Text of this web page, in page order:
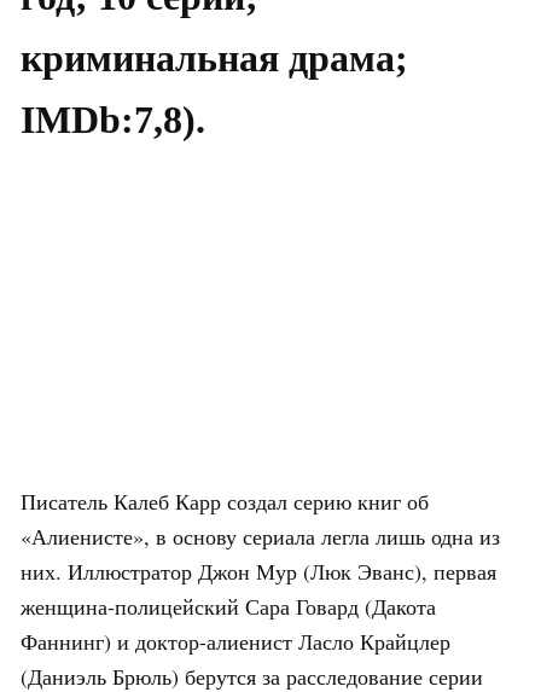
криминальная драма;
IMDb:7,8).
Писатель Калеб Карр создал серию книг об
«Алиенисте», в основу сериала легла лишь одна из
них. Иллюстратор Джон Мур (Люк Эванс), первая
женщина-полицейский Сара Говард (Дакота
Фаннинг) и доктор-алиенист Ласло Крайцлер
(Даниэль Брюль) берутся за расследование серии